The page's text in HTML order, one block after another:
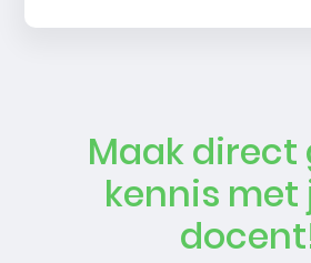
Maak direct
kennis met